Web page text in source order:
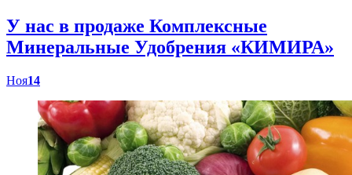
У нас в продаже Комплексные
Минеральные Удобрения «КИМИРА»
Ноя14